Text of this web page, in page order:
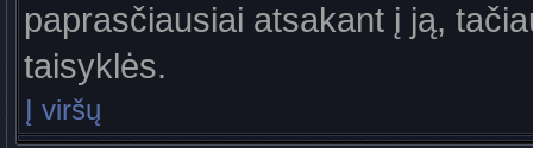
paprasčiausiai atsakant į ją,
taisyklės.
Į viršų